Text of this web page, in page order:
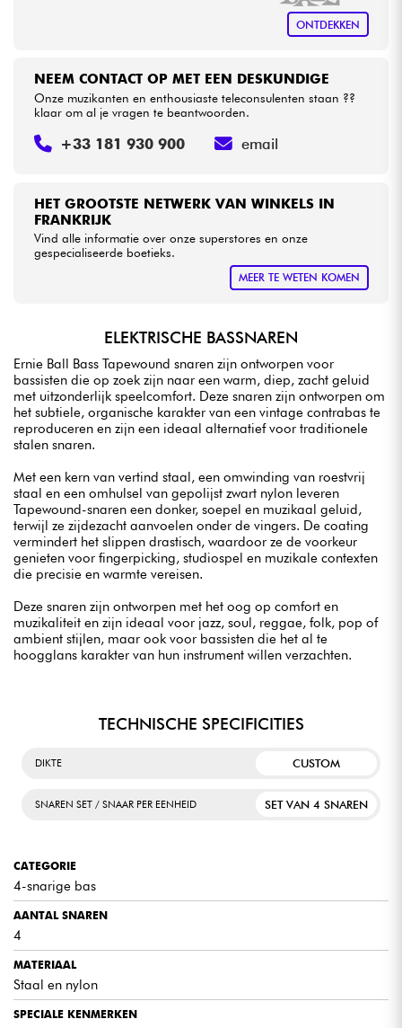
ONTDEKKEN
HET GROOTSTE NETWERK VAN WINKELS IN
FRANKRIJK
Vind alle informatie over onze superstores en onze
gespecialiseerde boetieks.
MEER TE WETEN KOMEN
NEEM CONTACT OP MET EEN DESKUNDIGE
Onze muzikanten en enthousiaste teleconsulenten staan ??
klaar om al je vragen te beantwoorden.
+33 181 930 900 email
ELEKTRISCHE BASSNAREN
Ernie Ball Bass Tapewound snaren zijn ontworpen voor
bassisten die op zoek zijn naar een warm, diep, zacht geluid
met uitzonderlijk speelcomfort. Deze snaren zijn ontworpen om
het subtiele, organische karakter van een vintage contrabas te
reproduceren en zijn een ideaal alternatief voor traditionele
stalen snaren.
Met een kern van vertind staal, een omwinding van roestvrij
staal en een omhulsel van gepolijst zwart nylon leveren
Tapewound-snaren een donker, soepel en muzikaal geluid,
terwijl ze zijdezacht aanvoelen onder de vingers. De coating
vermindert het slippen drastisch, waardoor ze de voorkeur
genieten voor fingerpicking, studiospel en muzikale contexten
die precisie en warmte vereisen.
Deze snaren zijn ontworpen met het oog op comfort en
muzikaliteit en zijn ideaal voor jazz, soul, reggae, folk, pop of
ambient stijlen, maar ook voor bassisten die het al te
hoogglans karakter van hun instrument willen verzachten.
TECHNISCHE SPECIFICITIES
DIKTE CUSTOM
SNAREN SET / SNAAR PER EENHEID SET VAN 4 SNAREN
CATEGORIE
4-snarige bas
AANTAL SNAREN
4
MATERIAAL
Staal en nylon
SPECIALE KENMERKEN